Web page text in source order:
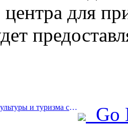
центра для
Prev:Министерство культуры и туризма сообщило, что в 2025 году 16 994 достопримечательности категории А посетили 7,51 миллиарда человек, что принесло доход от туризма в размере 554,49 миллиарда юаней.
Go